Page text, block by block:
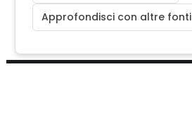
Approfondisci con altre fonti